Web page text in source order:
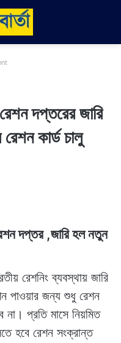
দপ্তরের জারি
কার্ড চালু
দপ্তর ,জারি হল নতুন
রেশনিং ব্যবস্থায় জারি
পাওয়ার জন্য শুধু রেশন
প্রতি মাসে নিয়মিত
হবে রেশন সংক্রান্ত